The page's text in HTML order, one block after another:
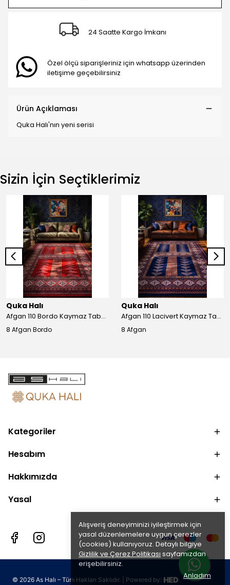
Alışveriş deneyiminizi iyileştirmek için
yasal düzenlemelere uygun çerezler
(cookies) kullanıyoruz. Detaylı bilgiye
Gizlilik ve Çerez Politikası sayfamızdan
erişebilirsiniz.
Anladım
24 Saatte Kargo İmkanı
Özel ölçü siparişleriniz için whatsapp üzerinden
iletişime geçebilirsiniz
Ürün Açıklaması
Quka Halı'nın yeni serisi
Sizin İçin Seçtiklerimiz
Quka Halı
Afgan 110 Bordo Kaymaz Tabanlı Yıkanabilir Afgan Halısı
8 Afgan Bordo
Quka Halı
Afgan 110 Lacivert Kaymaz Tabanlı Yıkanabilir Afgan Halısı
8 Afgan
Kategoriler
Hesabım
Hakkımızda
Yasal
© 2026 As Halı – Tüm Hakları Saklıdır. | Powered by: